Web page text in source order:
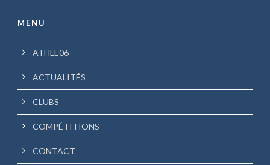
MENU
ATHLE06
ACTUALITÉS
CLUBS
COMPÉTITIONS
CONTACT